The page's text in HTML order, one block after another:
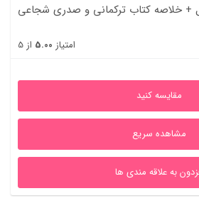
خلاصه کتاب ترکمانی و صدری شجاعی
امتیاز 5.00 از 5
مقایسه کنید
مشاهده سریع
به علاقه مندی ها